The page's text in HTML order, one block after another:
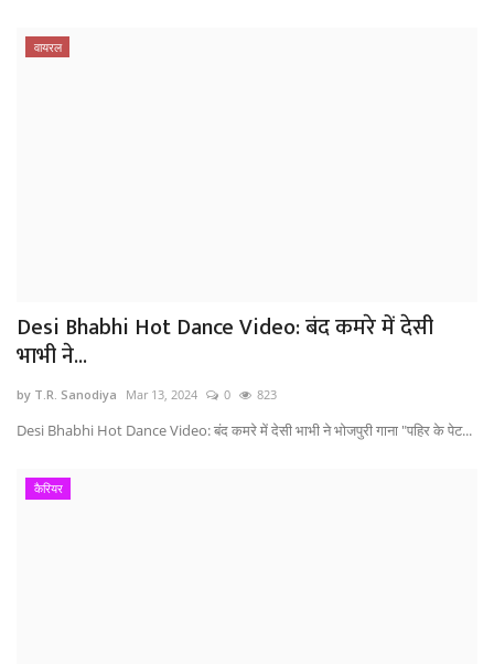
वायरल
Desi Bhabhi Hot Dance Video: बंद कमरे में देसी
भाभी ने...
by T.R. Sanodiya Mar 13, 2024 0 823
Desi Bhabhi Hot Dance Video: बंद कमरे में देसी भाभी ने भोजपुरी गाना "पहिर के पेट...
कैरियर